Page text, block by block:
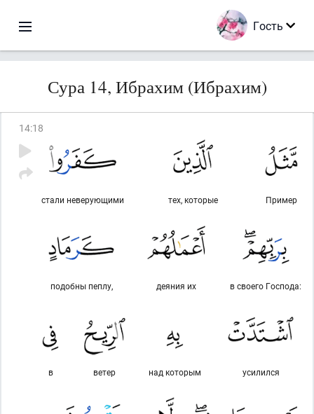
Гость
Сура 14, Ибрахим (Ибрахим)
14:18
Пример
тех, которые
стали неверующими
в своего Господа:
деяния их
подобны пеплу,
усилился
над которым
ветер
в